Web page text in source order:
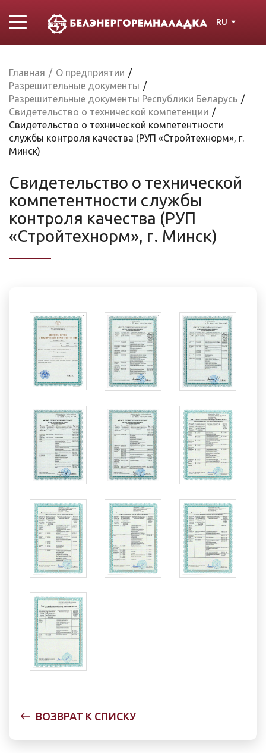
RU
Главная / О предприятии /
Разрешительные документы /
Разрешительные документы Республики Беларусь /
Свидетельство о технической компетенции /
Свидетельство о технической компетентности
службы контроля качества (РУП «Стройтехнорм», г.
Минск)
Свидетельство о технической
компетентности службы
контроля качества (РУП
«Стройтехнорм», г. Минск)
ВОЗВРАТ К СПИСКУ